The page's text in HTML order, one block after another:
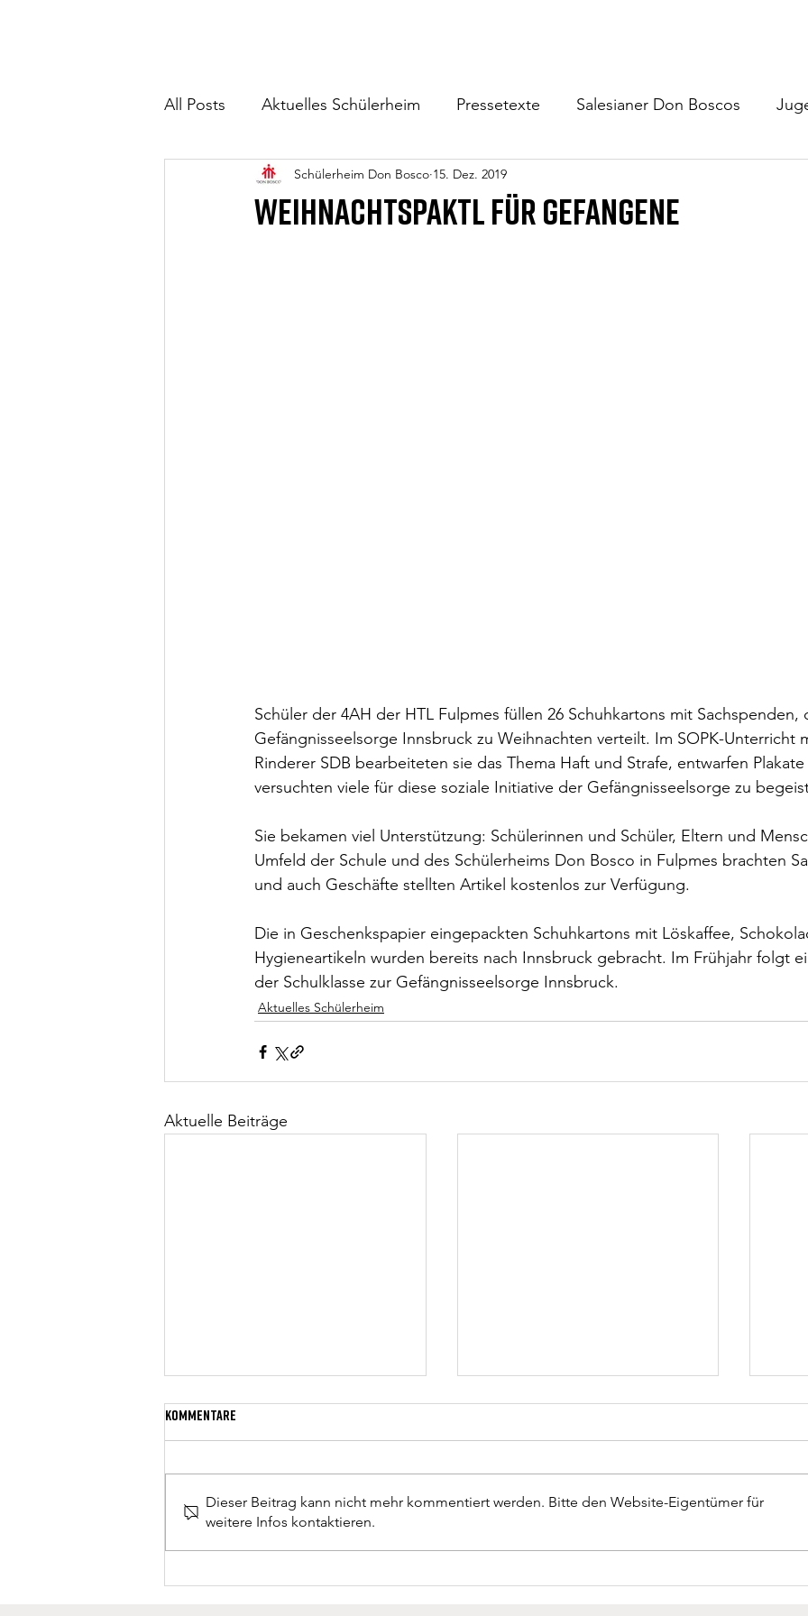
All Posts Aktuelles Schülerheim Pressetexte Salesianer Don Boscos
Weihnachtspaktl für Gefangene
Schülerheim Don Bosco 15. Dez. 2019
Schüler der 4AH der HTL Fulpmes füllen 26 Schuhkartons mit Sachspenden,
Gefängnisseelsorge Innsbruck zu Weihnachten verteilt. Im SOPK-Unterricht
Rinderer SDB bearbeiteten sie das Thema Haft und Strafe, entwarfen Plakate
versuchten viele für diese soziale Initiative der Gefängnisseelsorge zu
Sie bekamen viel Unterstützung: Schülerinnen und Schüler, Eltern und
Umfeld der Schule und des Schülerheims Don Bosco in Fulpmes brachten
und auch Geschäfte stellten Artikel kostenlos zur Verfügung.
Die in Geschenkspapier eingepackten Schuhkartons mit Löskaffee,
Hygieneartikeln wurden bereits nach Innsbruck gebracht. Im Frühjahr folgt
der Schulklasse zur Gefängnisseelsorge Innsbruck.
Aktuelles Schülerheim
Aktuelle Beiträge
Aktivitäten zu Schulschluss
Kommentare
Dieser Beitrag kann nicht mehr kommentiert werden. Bitte den Website-Eigentümer für
weitere Infos kontaktieren.